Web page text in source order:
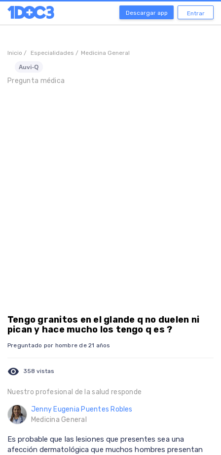
Descargar app Entrar
Inicio / Especialidades / Medicina General
Auvi-Q
Pregunta médica
Tengo granitos en el glande q no duelen ni
pican y hace mucho los tengo q es ?
Preguntado por hombre de 21 años
visibility 358 vistas
Nuestro profesional de la salud responde
Jenny Eugenia Puentes Robles
Medicina General
Es probable que las lesiones que presentes sea una
afección dermatológica que muchos hombres presentan